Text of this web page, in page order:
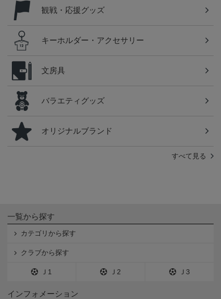
観戦・応援グッズ
キーホルダー・アクセサリー
文房具
バラエティグッズ
オリジナルブランド
すべて見る
一覧から探す
カテゴリから探す
クラブから探す
Ｊ1 Ｊ2 Ｊ3
インフォメーション